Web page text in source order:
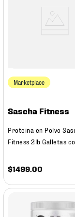
Marketplace
Sascha Fitness
Proteina en Polvo
Fitness 2lb Galletas
$1499 .00